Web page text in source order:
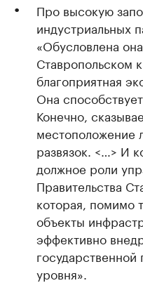
Про высокую
индустриальных
«Обусловлена
Ставропольском
благоприятная
Она
Конечно,
местоположение
развязок. <…> И
должное роли
Правительства
которая, помимо
объекты
эффективно
уровня».